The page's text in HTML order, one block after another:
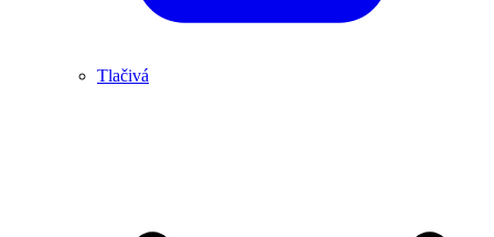
Tlačivá